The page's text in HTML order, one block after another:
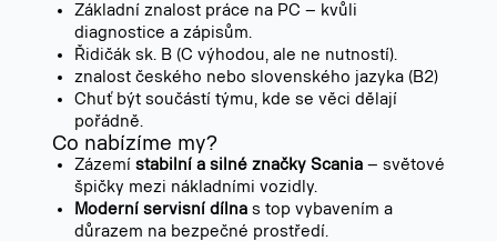
Základní znalost práce na PC – kvůli
diagnostice a zápisům.
Řidičák sk. B (C výhodou, ale ne nutností).
znalost českého nebo slovenského jazyka (B2)
Chuť být součástí týmu, kde se věci dělají
pořádně.
Co nabízíme my?
Zázemí stabilní a silné značky Scania – světové
špičky mezi nákladními vozidly.
Moderní servisní dílna s top vybavením a
důrazem na bezpečné prostředí.